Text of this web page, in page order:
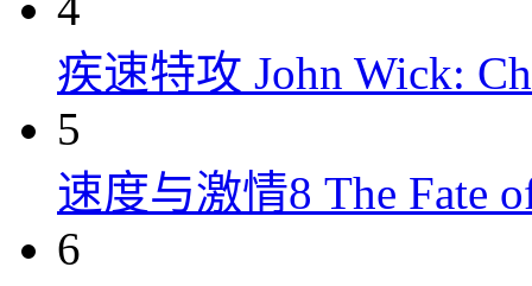
疾速特攻 John Wick:
5
速度与激情8 The Fate
6